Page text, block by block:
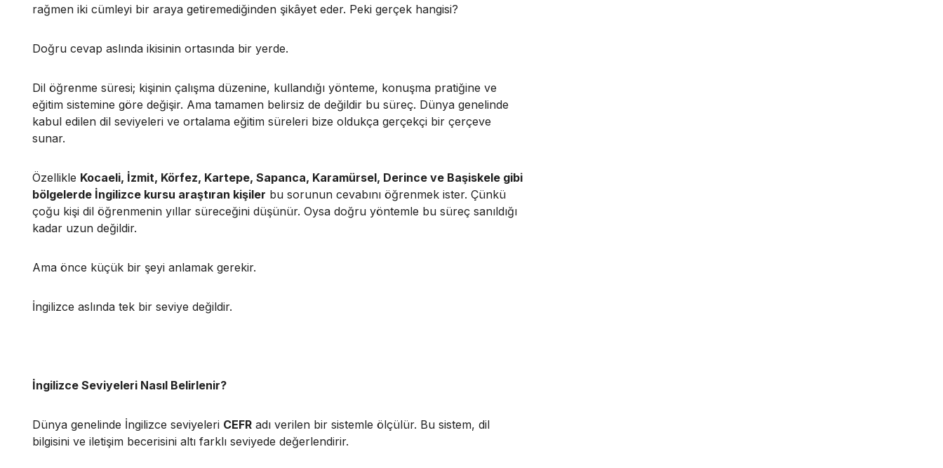
rağmen iki cümleyi bir araya getiremediğinden şikâyet eder. Peki gerçek hangisi?
Doğru cevap aslında ikisinin ortasında bir yerde.
Dil öğrenme süresi; kişinin çalışma düzenine, kullandığı yönteme, konuşma pratiğine ve
eğitim sistemine göre değişir. Ama tamamen belirsiz de değildir bu süreç. Dünya genelinde
kabul edilen dil seviyeleri ve ortalama eğitim süreleri bize oldukça gerçekçi bir çerçeve
sunar.
Özellikle Kocaeli, İzmit, Körfez, Kartepe, Sapanca, Karamürsel, Derince ve Başiskele gibi
bölgelerde İngilizce kursu araştıran kişiler bu sorunun cevabını öğrenmek ister. Çünkü
çoğu kişi dil öğrenmenin yıllar süreceğini düşünür. Oysa doğru yöntemle bu süreç sanıldığı
kadar uzun değildir.
Ama önce küçük bir şeyi anlamak gerekir.
İngilizce aslında tek bir seviye değildir.
İngilizce Seviyeleri Nasıl Belirlenir?
Dünya genelinde İngilizce seviyeleri CEFR adı verilen bir sistemle ölçülür. Bu sistem, dil
bilgisini ve iletişim becerisini altı farklı seviyede değerlendirir.